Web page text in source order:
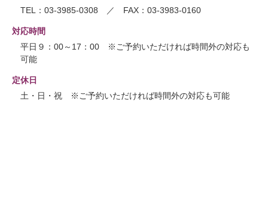
TEL：03-3985-0308 ／ FAX：03-3983-0160
対応時間
平日９：00～17：00 ※ご予約いただければ時間外の対応も
可能
定休日
土・日・祝 ※ご予約いただければ時間外の対応も可能